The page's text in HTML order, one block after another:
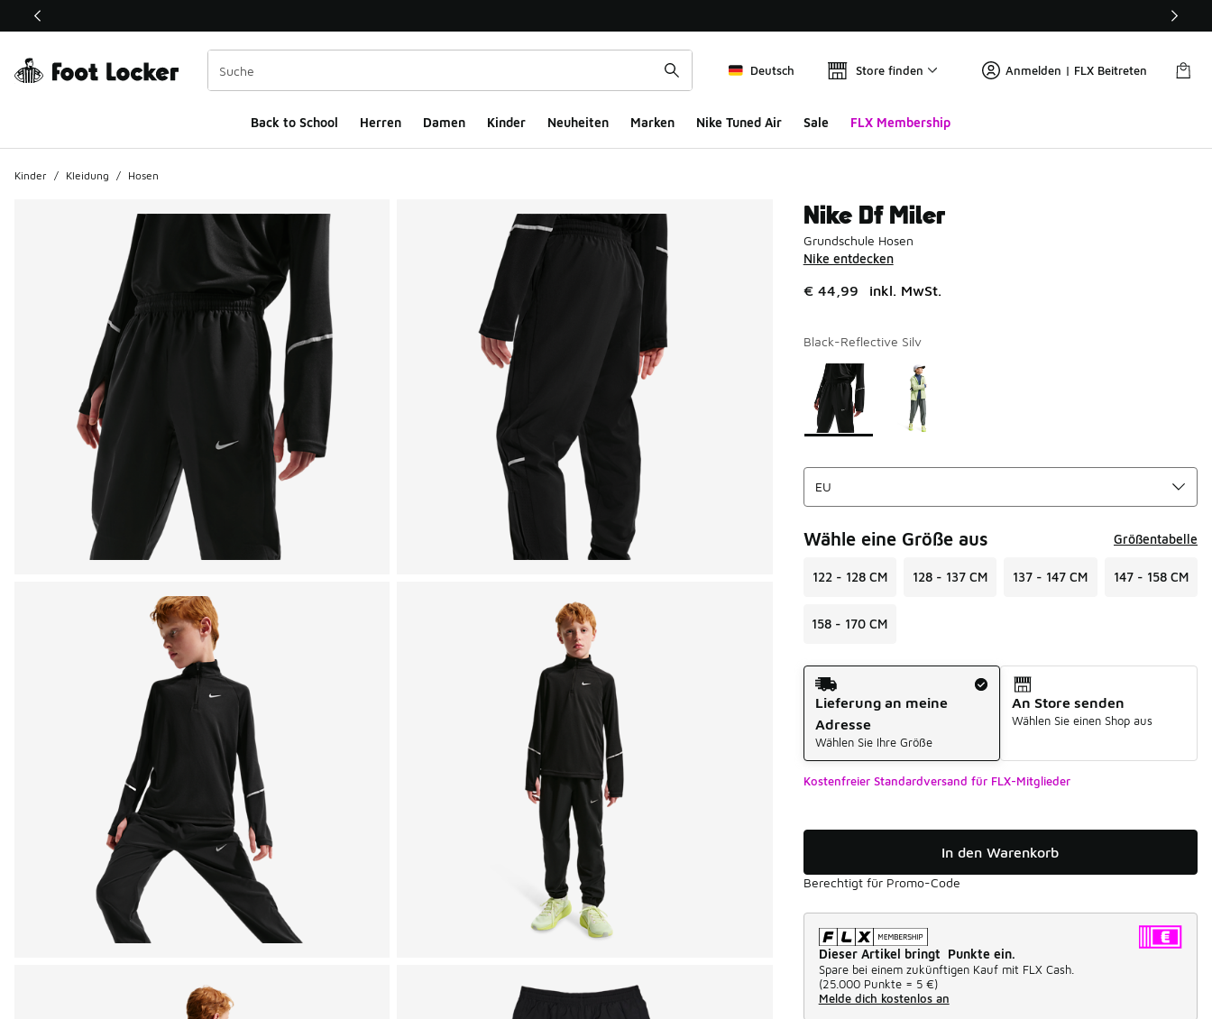
Dieser Link öffnet sich in einem neuen Fenster
Deutsch Store finden Anmelden | FLX Beitreten
Back to School Herren Damen Kinder Neuheiten Marken Nike Tuned Air Sale FLX Membership
Kinder / Kleidung / Hosen
Nike Df Miler
Grundschule Hosen
Nike entdecken
€ 44,99 inkl. MwSt.
Black-Reflective Silv
Seite 1 von 1 zeigt die Farben 1 bis 2 von 2 an.
Bitte wählen Sie einen Stil aus
Wähle eine Größe aus Größentabelle
122 - 128 CM 128 - 137 CM 137 - 147 CM 147 - 158 CM
158 - 170 CM
Versandart
Lieferung an meine
Adresse
Wählen Sie Ihre Größe
An Store senden
Wählen Sie einen Shop aus
Kostenfreier Standardversand für FLX-Mitglieder
In den Warenkorb
Berechtigt für Promo-Code
Dieser Artikel bringt Punkte ein.
Spare bei einem zukünftigen Kauf mit FLX Cash.
(25.000 Punkte = 5 €)
Melde dich kostenlos an